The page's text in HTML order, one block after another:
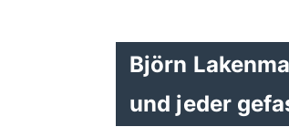
Björn
und jeder